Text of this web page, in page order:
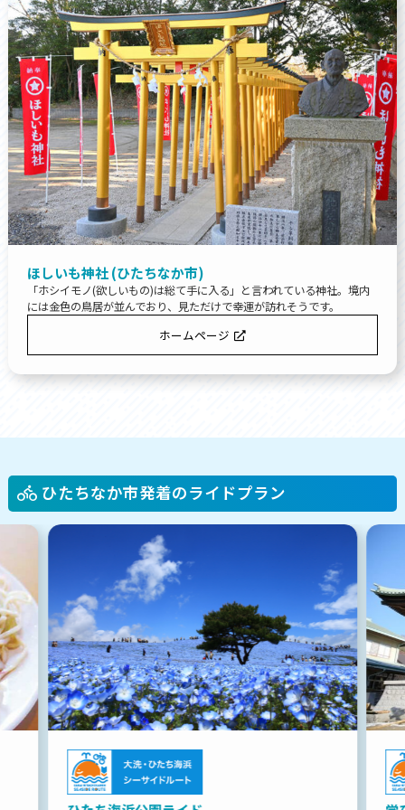
ほしいも神社 (ひたちなか市)
「ホシイモノ(欲しいもの)は総て手に入る」と言われている神社。境内
には金色の鳥居が並んでおり、見ただけで幸運が訪れそうです。
ホームページ
ひたちなか市発着のライドプラン